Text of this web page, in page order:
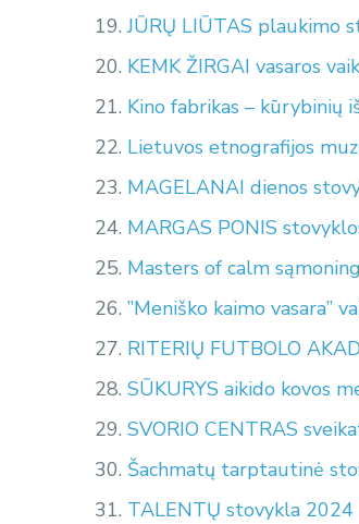
JŪRŲ LIŪTAS plaukimo
KEMK ŽIRGAI vasaros
Kino fabrikas – kūrybinių
Lietuvos etnografijos
MAGELANAI dienos
MARGAS PONIS
Masters of calm
”Meniško kaimo vasara”
RITERIŲ FUTBOLO
SŪKURYS aikido kovos
SVORIO CENTRAS
Šachmatų tarptautinė
TALENTŲ stovykla 2024